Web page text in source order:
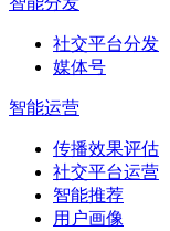
社交平台分发
媒体号
智能运营
传播效果评估
社交平台运营
智能推荐
用户画像